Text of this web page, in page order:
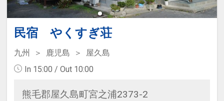
民宿 やくすぎ荘
九州 鹿児島
屋久島
In 15:00 / Out 10:00
熊毛郡屋久島町宮之浦2373-2